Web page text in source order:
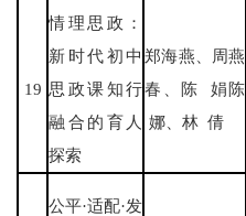
19
情理思政：
新时代初中
思政课知行
融合的育人
探索
郑海燕、周燕
春、陈 娟陈
娜、林 倩
公平·适配·发